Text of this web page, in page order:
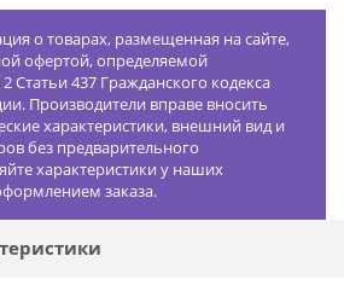
о товарах, размещенная на сайте,
офертой, определяемой
Статьи 437 Гражданского кодекса
Производители вправе вносить
характеристики, внешний вид и
без предварительного
характеристики у наших
заказа.